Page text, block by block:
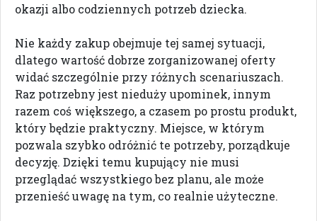
okazji albo codziennych potrzeb dziecka.
Nie każdy zakup obejmuje tej samej sytuacji,
dlatego wartość dobrze zorganizowanej oferty
widać szczególnie przy różnych scenariuszach.
Raz potrzebny jest nieduży upominek, innym
razem coś większego, a czasem po prostu produkt,
który będzie praktyczny. Miejsce, w którym
pozwala szybko odróżnić te potrzeby, porządkuje
decyzję. Dzięki temu kupujący nie musi
przeglądać wszystkiego bez planu, ale może
przenieść uwagę na tym, co realnie użyteczne.